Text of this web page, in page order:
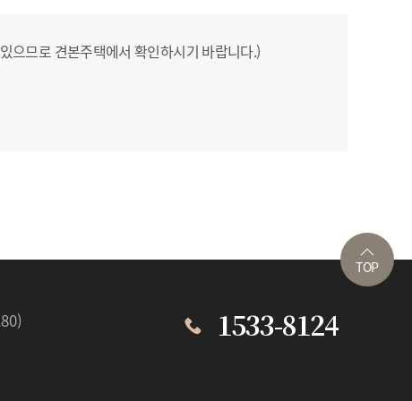
으므로 견본주택에서 확인하시기 바랍니다.)
1533-8124
TOP